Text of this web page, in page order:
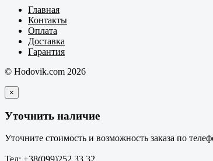
Главная
Контакты
Оплата
Доставка
Гарантия
© Hodovik.com 2026
×
Уточнить наличие
Уточните стоимость и возможность заказа по